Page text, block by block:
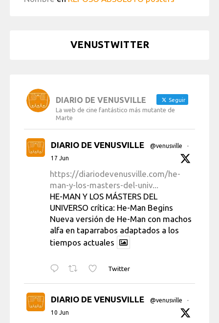
VENUSTWITTER
DIARIO DE VENUSVILLE Seguir
La web de cine fantástico más mutante de
Marte
DIARIO DE VENUSVILLE @venusville
·
17 Jun
https://diariodevenusville.com/he-
man-y-los-masters-del-univ...
HE-MAN Y LOS MÁSTERS DEL
UNIVERSO crítica: He-Man Begins
Nueva versión de He-Man con machos
alfa en taparrabos adaptados a los
tiempos actuales
Twitter
DIARIO DE VENUSVILLE @venusville
·
10 Jun